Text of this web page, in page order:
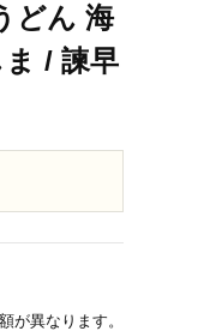
どん 海
/ 諫早
が異なります。